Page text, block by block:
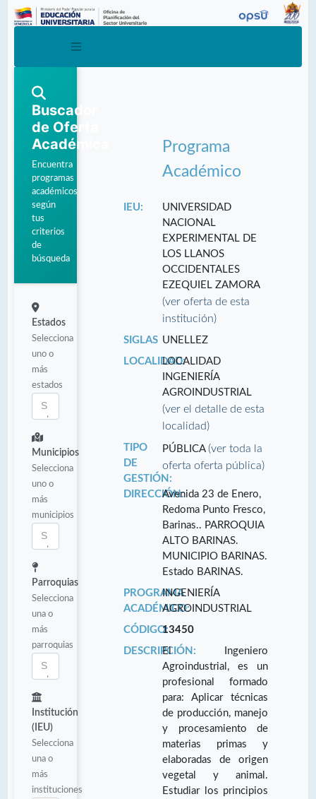
Buscador
de Oferta
Académica
Encuentra
programas
académicos
según
tus
criterios
de
búsqueda
Estados
Selecciona
uno o
más
estados
Municipios
Selecciona
uno o
más
municipios
Parroquias
Selecciona
una o
más
parroquias
Institución
(IEU)
Selecciona
una o
más
instituciones
Programa
Académico
IEU:
UNIVERSIDAD
NACIONAL
EXPERIMENTAL DE
LOS LLANOS
OCCIDENTALES
EZEQUIEL ZAMORA
(ver oferta de esta
institución)
SIGLAS UNELLEZ
LOCALIDAD:LOCALIDAD
INGENIERÍA
AGROINDUSTRIAL
(ver el detalle de esta
localidad)
TIPO
DE
GESTIÓN:
PÚBLICA(ver toda la
oferta oferta pública)
DIRECCIÓN:Avenida 23 de Enero,
Redoma Punto Fresco,
Barinas.. PARROQUIA
ALTO BARINAS.
MUNICIPIO BARINAS.
Estado BARINAS.
PROGRAMA
ACADÉMICO:
INGENIERÍA
AGROINDUSTRIAL
CÓDIGO:13450
DESCRIPCIÓN:El Ingeniero
Agroindustrial, es un
profesional formado
para: Aplicar técnicas
de producción, manejo
y procesamiento de
materias primas y
elaboradas de origen
vegetal y animal.
Estudiar los principios